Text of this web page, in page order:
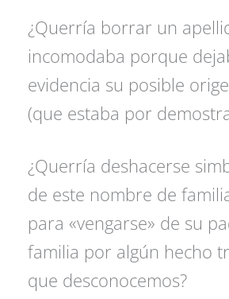
¿Querría borrar un
incomodaba porque
evidencia su posible
(que estaba por
¿Querría deshacerse
de este nombre de
para «vengarse» de su
familia por algún hecho
que desconocemos?